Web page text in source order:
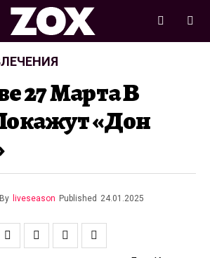
27 Марта В
«Дон
By liveseason Published 24.01.2025